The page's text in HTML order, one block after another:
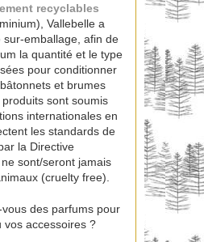
recyclables
Vallebelle a
sur-emballage, afin de
la quantité et le type
pour conditionner
et brumes
sont soumis
internationales en
les standards de
la Directive
sont/seront jamais
(cruelty free).
des parfums pour
vos accessoires ?